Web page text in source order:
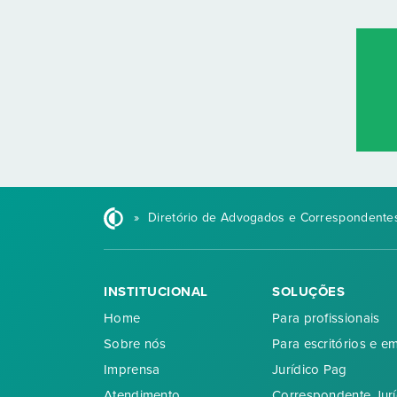
» Diretório de Advogados e
INSTITUCIONAL
Home
Sobre nós
Imprensa
SOLUÇÕES
Para profissionais
Para escritórios e
Jurídico Pag